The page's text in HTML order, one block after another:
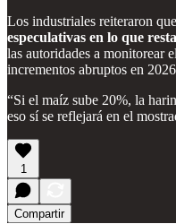
Los industriales reiteraron que
especulativas en lo que
las autoridades a monitorear
incrementos abruptos en
“Si el maíz sube 20%, la
eso sí se reflejará en el
1
Compartir